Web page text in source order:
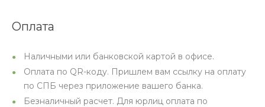
Оплата
Наличными или банковской картой в офисе.
Оплата по QR-коду. Пришлем вам ссылку на оплату
по СПБ через приложение вашего банка.
Безналичный расчет. Для юрлиц оплата по